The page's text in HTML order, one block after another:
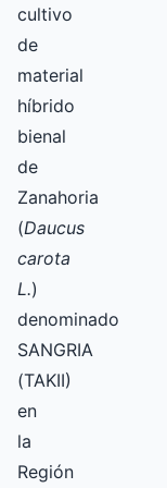
cultivo
de
material
híbrido
bienal
de
Zanahoria
(Daucus
carota
L.)
denominado
SANGRIA
(TAKII)
en
la
Región